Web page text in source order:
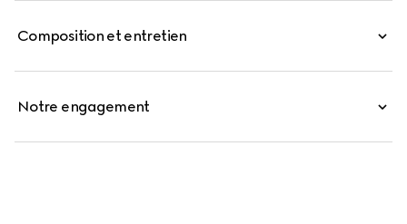
Composition et entretien
Notre engagement